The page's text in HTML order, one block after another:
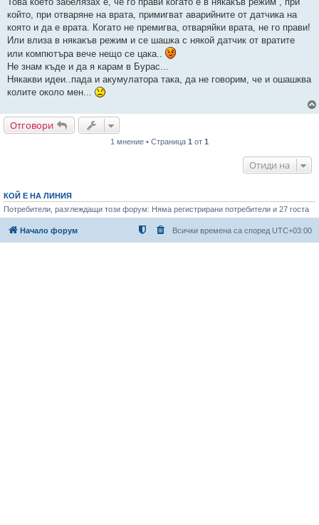
който, при отваряне на врата, примигват аварийните от датчика на
която и да е врата. Когато не премигва, отваряйки врата, не го прави!
Или влиза в някакъв режим и се шашка с някой датчик от вратите
или компютъра вече нещо се цака..
Не знам къде и да я карам в Бурас...
Някакви идеи..пада и акумулатора така, да не говорим, че и ошашква
колите около мен...
Отговори
1 мнение • Страница 1 от 1
Отиди на
КОЙ Е НА ЛИНИЯ
Потребители, разглеждащи този форум: Няма регистрирани потребители и 27 госта
Начало форум Всички времена са според UTC+03:00